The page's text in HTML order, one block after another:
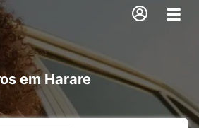
em Harare